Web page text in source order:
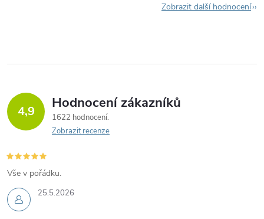
Zobrazit další hodnocení
4,9 Hodnocení zákazníků
1622 hodnocení
Zobrazit recenze
25.5.2026
Vše v pořádku.